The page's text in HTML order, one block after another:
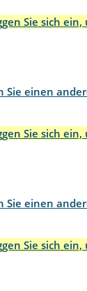
Sie sich ein,
Sie einen
Sie sich ein,
Sie einen
Sie sich ein,